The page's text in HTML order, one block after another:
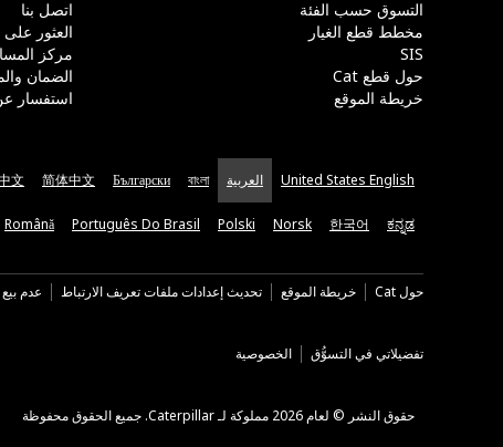
التسوق حسب الفئة
مخطط قطع الغيار
SIS
حول قطع Cat
خريطة الموقع
اتصل بنا
العثور
مركز
الضمان
استفسار
United States English العربية বাংলা
Български
简体中文
文
ಕನ್ನಡ
한국어
Norsk
Polski
Português Do Brasil
Română
حول Cat خريطة الموقع تحديث إعدادات ملفات تعريف الارتباط عدم
تفضيلاتي في التسوُّق الخصوصية
حقوق النشر © لعام 2026 مملوكة لـ Caterpillar. جميع الحقوق محفوظة